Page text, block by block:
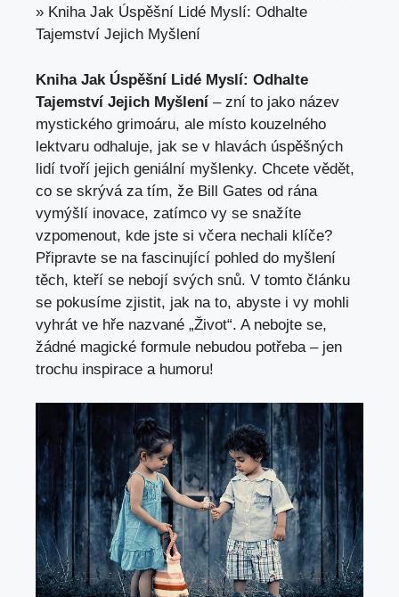
» Kniha Jak Úspěšní Lidé Myslí: Odhalte
Tajemství Jejich Myšlení
Kniha Jak Úspěšní Lidé Myslí: Odhalte
Tajemství Jejich Myšlení – zní to jako název
mystického grimoáru, ale místo kouzelného
lektvaru odhaluje, jak se v hlavách úspěšných
lidí tvoří jejich geniální myšlenky. Chcete vědět,
co se skrývá za tím, že Bill Gates od rána
vymýšlí inovace, zatímco vy se snažíte
vzpomenout, kde jste si včera nechali klíče?
Připravte se na fascinující pohled do myšlení
těch, kteří se nebojí svých snů. V tomto článku
se pokusíme zjistit, jak na to, abyste i vy mohli
vyhrát ve hře nazvané „Život“. A nebojte se,
žádné magické formule nebudou potřeba – jen
trochu inspirace a humoru!